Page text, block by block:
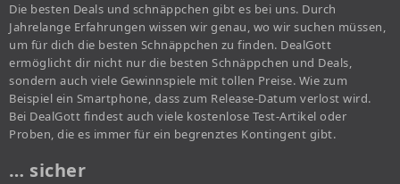
Die besten Deals und schnäppchen gibt es bei uns. Durch
Jahrelange Erfahrungen wissen wir genau, wo wir suchen müssen,
um für dich die besten Schnäppchen zu finden. DealGott
ermöglicht dir nicht nur die besten Schnäppchen und Deals,
sondern auch viele Gewinnspiele mit tollen Preise. Wie zum
Beispiel ein Smartphone, dass zum Release-Datum verlost wird.
Bei DealGott findest auch viele kostenlose Test-Artikel oder
Proben, die es immer für ein begrenztes Kontingent gibt.
… sicher